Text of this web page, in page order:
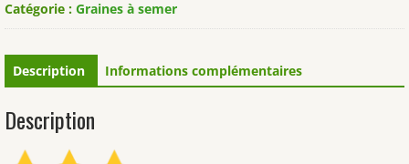
Catégorie : Graines à semer
Description Informations complémentaires
Description